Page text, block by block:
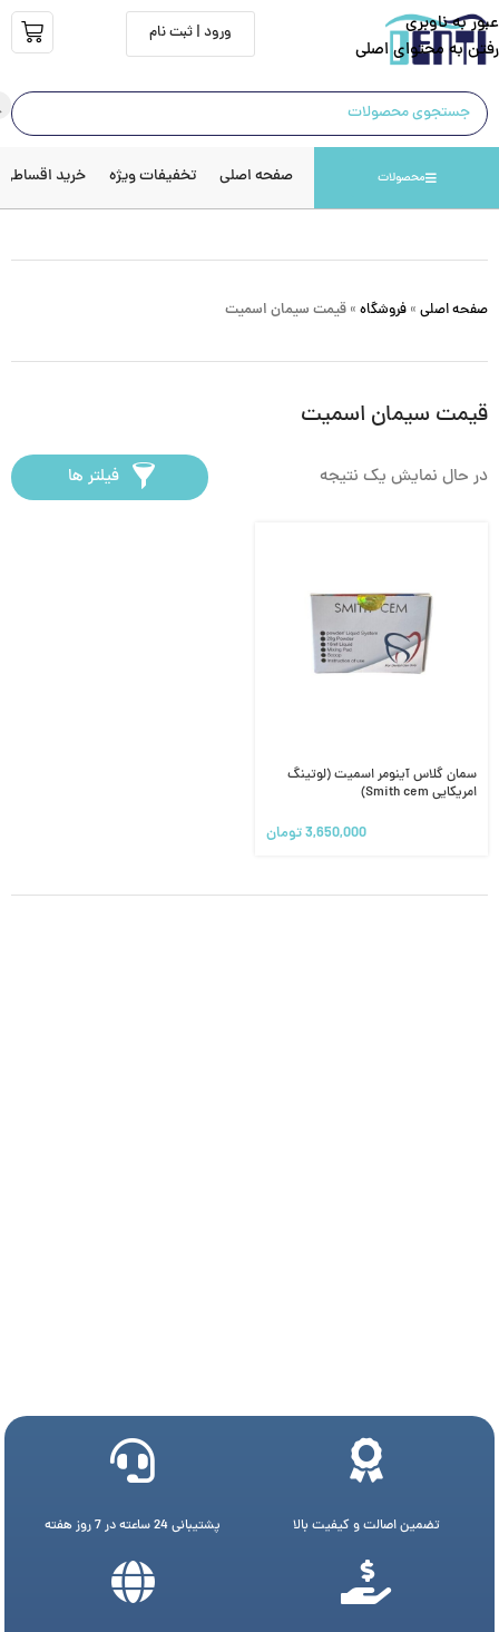
عبور به ناوبری
رفتن به محتوای اصلی
ورود | ثبت نام
محصولات صفحه اصلی تخفیفات ویژه خرید اقساطی
صفحه اصلی » فروشگاه » قیمت سیمان اسمیت
قیمت سیمان اسمیت
در حال نمایش یک نتیجه فیلتر ها
سمان گلاس آینومر اسمیت (لوتینگ
امریکایی Smith cem)
3,650,000تومان
تضمین اصالت و کیفیت بالا پشتیبانی 24 ساعته در 7 روز هفته